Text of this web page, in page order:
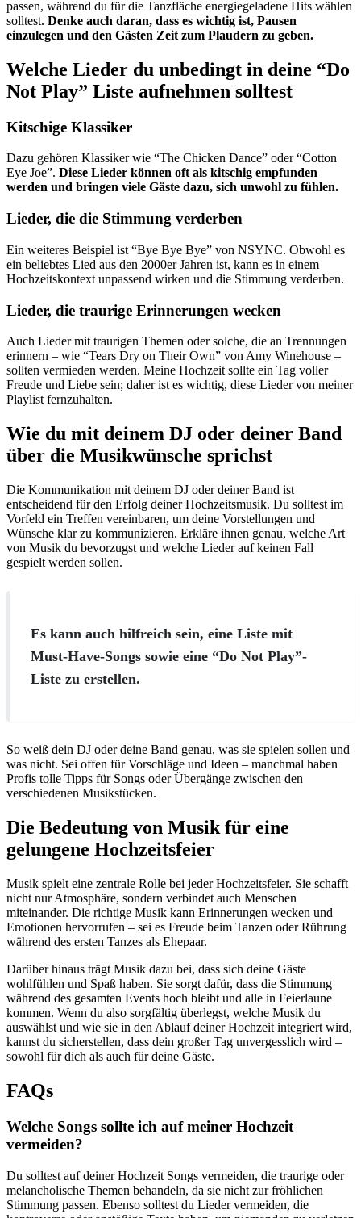
passen, während du für die Tanzfläche energiegeladene Hits wählen
solltest. Denke auch daran, dass es wichtig ist, Pausen
einzulegen und den Gästen Zeit zum Plaudern zu geben.
Welche Lieder du unbedingt in deine “Do
Not Play” Liste aufnehmen solltest
Kitschige Klassiker
Dazu gehören Klassiker wie “The Chicken Dance” oder “Cotton
Eye Joe”. Diese Lieder können oft als kitschig empfunden
werden und bringen viele Gäste dazu, sich unwohl zu fühlen.
Lieder, die die Stimmung verderben
Ein weiteres Beispiel ist “Bye Bye Bye” von NSYNC. Obwohl es
ein beliebtes Lied aus den 2000er Jahren ist, kann es in einem
Hochzeitskontext unpassend wirken und die Stimmung verderben.
Lieder, die traurige Erinnerungen wecken
Auch Lieder mit traurigen Themen oder solche, die an Trennungen
erinnern – wie “Tears Dry on Their Own” von Amy Winehouse –
sollten vermieden werden. Meine Hochzeit sollte ein Tag voller
Freude und Liebe sein; daher ist es wichtig, diese Lieder von meiner
Playlist fernzuhalten.
Wie du mit deinem DJ oder deiner Band
über die Musikwünsche sprichst
Die Kommunikation mit deinem DJ oder deiner Band ist
entscheidend für den Erfolg deiner Hochzeitsmusik. Du solltest im
Vorfeld ein Treffen vereinbaren, um deine Vorstellungen und
Wünsche klar zu kommunizieren. Erkläre ihnen genau, welche Art
von Musik du bevorzugst und welche Lieder auf keinen Fall
gespielt werden sollen.
Es kann auch hilfreich sein, eine Liste mit
Must-Have-Songs sowie eine “Do Not Play”-
Liste zu erstellen.
So weiß dein DJ oder deine Band genau, was sie spielen sollen und
was nicht. Sei offen für Vorschläge und Ideen – manchmal haben
Profis tolle Tipps für Songs oder Übergänge zwischen den
verschiedenen Musikstücken.
Die Bedeutung von Musik für eine
gelungene Hochzeitsfeier
Musik spielt eine zentrale Rolle bei jeder Hochzeitsfeier. Sie schafft
nicht nur Atmosphäre, sondern verbindet auch Menschen
miteinander. Die richtige Musik kann Erinnerungen wecken und
Emotionen hervorrufen – sei es Freude beim Tanzen oder Rührung
während des ersten Tanzes als Ehepaar.
Darüber hinaus trägt Musik dazu bei, dass sich deine Gäste
wohlfühlen und Spaß haben. Sie sorgt dafür, dass die Stimmung
während des gesamten Events hoch bleibt und alle in Feierlaune
kommen. Wenn du also sorgfältig überlegst, welche Musik du
auswählst und wie sie in den Ablauf deiner Hochzeit integriert wird,
kannst du sicherstellen, dass dein großer Tag unvergesslich wird –
sowohl für dich als auch für deine Gäste.
FAQs
Welche Songs sollte ich auf meiner Hochzeit
vermeiden?
Du solltest auf deiner Hochzeit Songs vermeiden, die traurige oder
melancholische Themen behandeln, da sie nicht zur fröhlichen
Stimmung passen. Ebenso solltest du Lieder vermeiden, die